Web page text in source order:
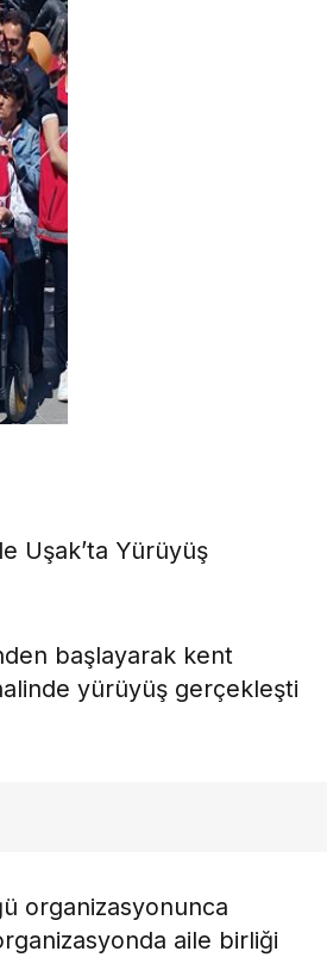
Uşak’ta Yürüyüş
başlayarak kent
yürüyüş gerçekleşti
organizasyonunca
aile birliği